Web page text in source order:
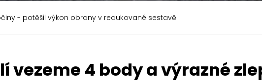
- potěšil výkon obrany v redukované sestavě
vezeme 4 body a výrazné